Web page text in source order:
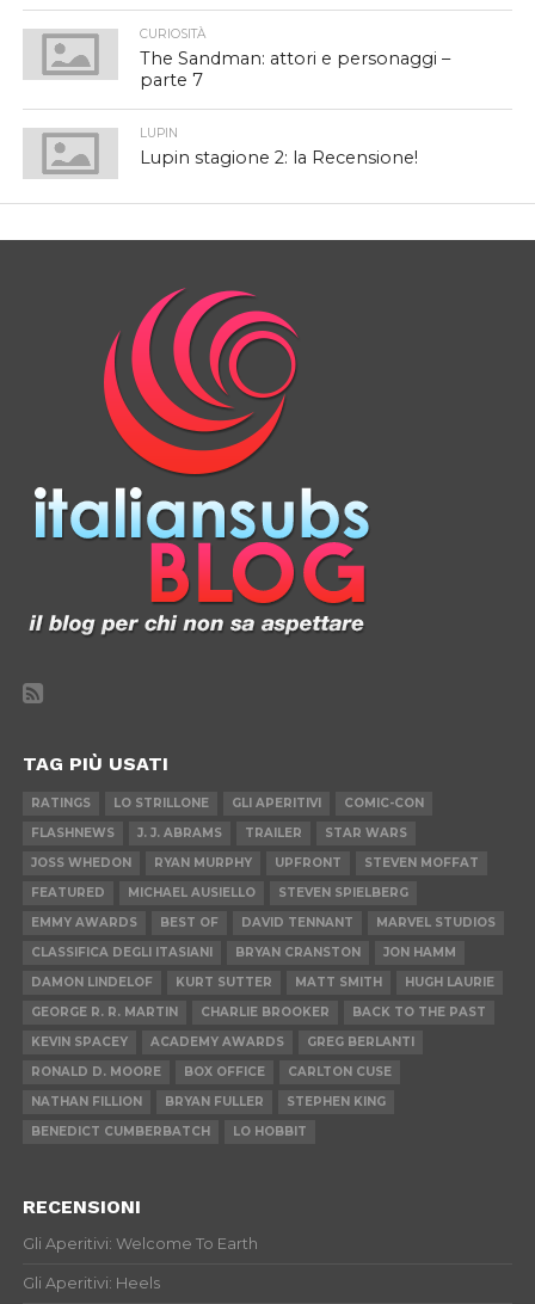
CURIOSITÀ
The Sandman: attori e personaggi –
parte 7
LUPIN
Lupin stagione 2: la Recensione!
TAG PIÙ USATI
RATINGS LO STRILLONE GLI APERITIVI
COMIC-CON
FLASHNEWS
J. J. ABRAMS TRAILER
STAR WARS
JOSS WHEDON
RYAN MURPHY UPFRONT
STEVEN MOFFAT
FEATURED
MICHAEL AUSIELLO
STEVEN SPIELBERG
EMMY AWARDS
BEST OF DAVID TENNANT
MARVEL STUDIOS
CLASSIFICA DEGLI ITASIANI
BRYAN CRANSTON
JON HAMM
DAMON LINDELOF
KURT SUTTER MATT SMITH
HUGH LAURIE
GEORGE R. R. MARTIN
CHARLIE BROOKER
BACK TO THE PAST
KEVIN SPACEY
ACADEMY AWARDS
GREG BERLANTI
RONALD D. MOORE
BOX OFFICE
CARLTON CUSE
NATHAN FILLION
BRYAN FULLER
STEPHEN KING
BENEDICT CUMBERBATCH
LO HOBBIT
RECENSIONI
Gli Aperitivi: Welcome To Earth
Gli Aperitivi: Heels